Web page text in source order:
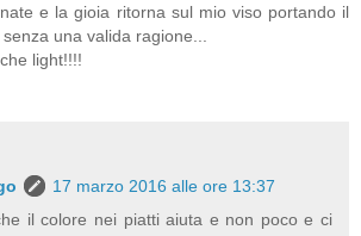
e la gioia ritorna sul mio viso portando il
una valida ragione...
light!!!!
17 marzo 2016 alle ore 13:37
il colore nei piatti aiuta e non poco e ci